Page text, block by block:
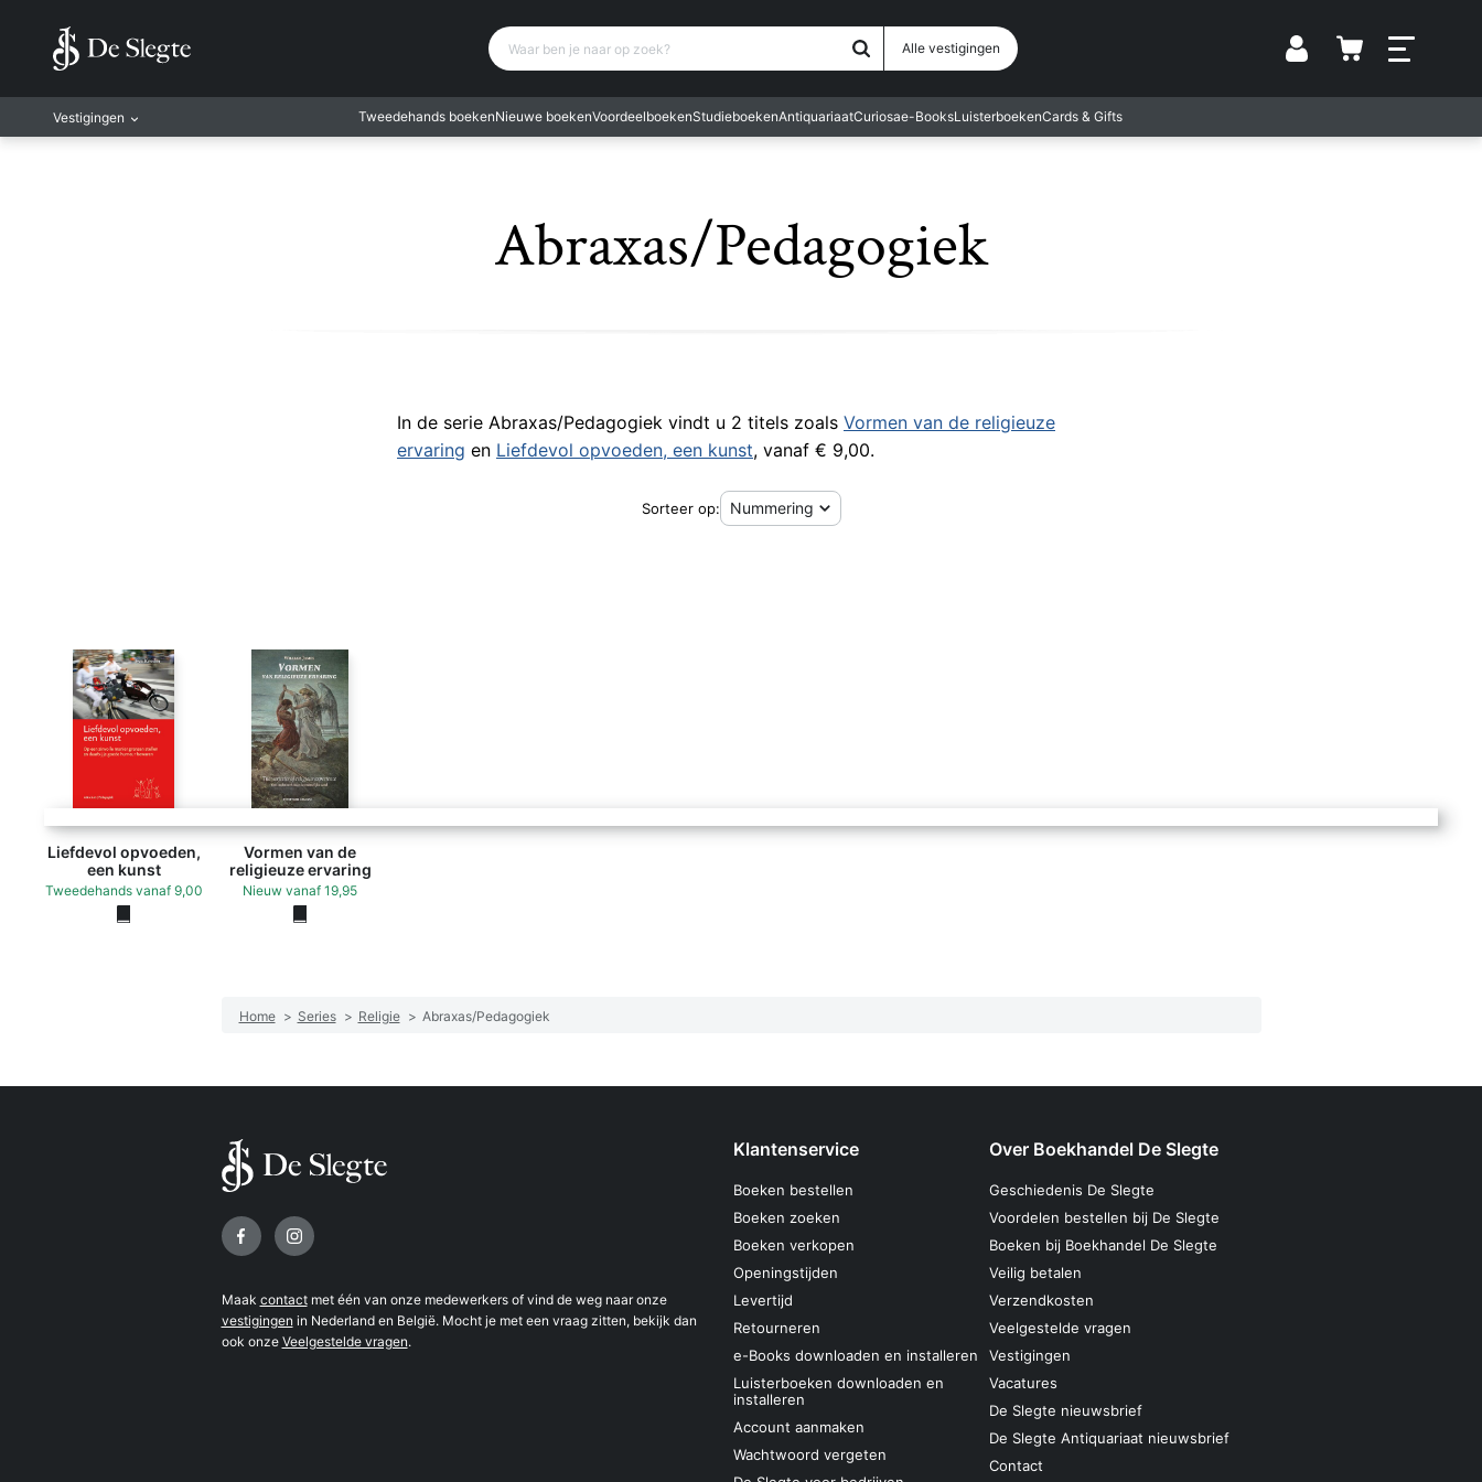
Alle vestigingen Vestiging
Waar ben je naar op zoek?
Tweedehands boekenNieuwe boekenVoordeelboekenStudieboekenAntiquariaatCuriosae-BooksLuisterboekenCards & Gifts
Vestigingen
Abraxas/Pedagogiek
In de serie Abraxas/Pedagogiek vindt u 2 titels zoals Vormen van de religieuze
ervaring en Liefdevol opvoeden, een kunst, vanaf € 9,00.
Sorteer op:
Liefdevol opvoeden,
een kunst
Tweedehands vanaf 9,00
Vormen van de
religieuze ervaring
Nieuw vanaf 19,95
Home > Series > Religie > Abraxas/Pedagogiek
Volg ons op
Maak contactmet één van onze medewerkers of vind de weg naar onze
vestigingen in Nederland en België. Mocht je met een vraag zitten, bekijk dan
ook onze Veelgestelde vragen.
Klantenservice
Boeken bestellen
Boeken zoeken
Boeken verkopen
Openingstijden
Levertijd
Retourneren
e-Books downloaden en installeren
Luisterboeken downloaden en
installeren
Account aanmaken
Wachtwoord vergeten
Over Boekhandel De Slegte
Geschiedenis De Slegte
Voordelen bestellen bij De Slegte
Boeken bij Boekhandel De Slegte
Veilig betalen
Verzendkosten
Veelgestelde vragen
Vestigingen
Vacatures
De Slegte nieuwsbrief
De Slegte Antiquariaat nieuwsbrief
Contact